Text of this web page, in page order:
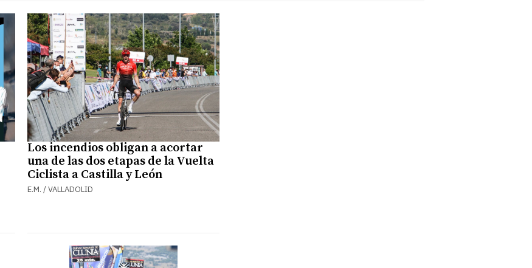
Los incendios obligan a acortar
una de las dos etapas de la Vuelta
Ciclista a Castilla y León
E.M. / VALLADOLID